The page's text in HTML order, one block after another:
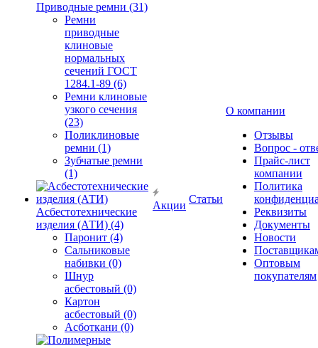
Приводные ремни (31)
Ремни
приводные
клиновые
нормальных
сечений ГОСТ
1284.1-89 (6)
Ремни клиновые
узкого сечения
(23)
Поликлиновые
ремни (1)
Зубчатые ремни
(1)
Асбестотехнические
изделия (АТИ) (4)
Паронит (4)
Сальниковые
набивки (0)
Шнур
асбестовый (0)
Картон
асбестовый (0)
Асботкани (0)
Акции
Статьи
О компании
Отзывы
Вопрос -
Прайс-лист
компании
Политика
Реквизиты
Документы
Новости
Оптовым
покупателям